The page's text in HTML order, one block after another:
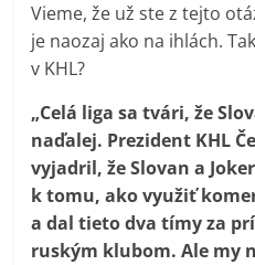
Vieme, že už ste z tejto
je naozaj ako na ihlách.
v KHL?
„Celá liga sa tvári, že
naďalej. Prezident KHL
vyjadril, že Slovan a
k tomu, ako využiť
a dal tieto dva tímy za
ruským klubom. Ale my